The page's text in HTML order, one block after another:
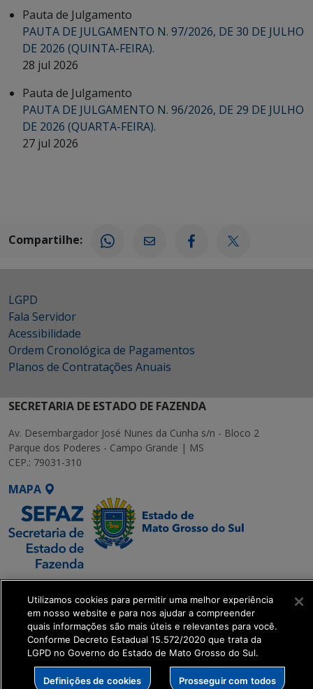
Pauta de Julgamento
PAUTA DE JULGAMENTO N. 97/2026, DE 30 DE JULHO
DE 2026 (QUINTA-FEIRA).
28 jul 2026
Pauta de Julgamento
PAUTA DE JULGAMENTO N. 96/2026, DE 29 DE JULHO
DE 2026 (QUARTA-FEIRA).
27 jul 2026
Compartilhe:
LGPD
Fala Servidor
Acessibilidade
Ordem Cronológica de Pagamentos
Planos de Contratações Anuais
SECRETARIA DE ESTADO DE FAZENDA
Av. Desembargador José Nunes da Cunha s/n - Bloco 2
Parque dos Poderes - Campo Grande | MS
CEP.: 79031-310
MAPA
SETDIG | Secretaria-
Executiva de
Transformação Digital
get_footer();
Utilizamos cookies para permitir uma melhor experiência
em nosso website e para nos ajudar a compreender
quais informações são mais úteis e relevantes para você.
Conforme Decreto Estadual 15.572/2020 que trata da
LGPD no Governo do Estado de Mato Grosso do Sul.
Definições de cookies Prosseguir com todos